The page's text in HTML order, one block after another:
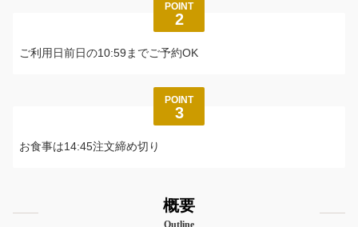
POINT
2
ご利用日前日の10:59までご予約OK
POINT
3
お食事は14:45注文締め切り
概要
Outline